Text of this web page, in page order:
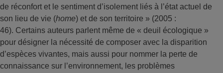
de réconfort et le sentiment d’isolement liés à l’état actuel de
son lieu de vie (home) et de son territoire » (2005 :
46). Certains auteurs parlent même de « deuil écologique »
pour désigner la nécessité de composer avec la disparition
d’espèces vivantes, mais aussi pour nommer la perte de
connaissance sur l’environnement, les problèmes